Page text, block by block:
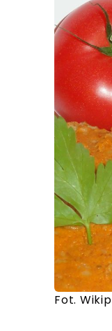
Fot.